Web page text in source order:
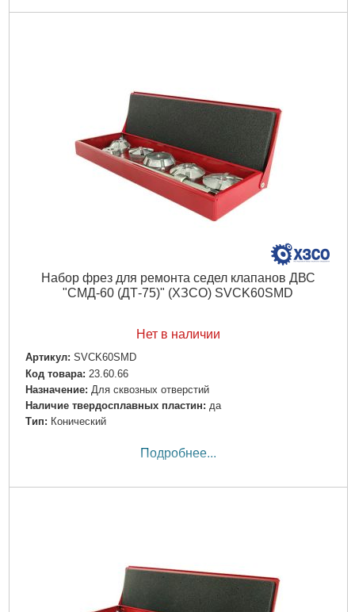
Набор фрез для ремонта седел клапанов ДВС
"СМД-60 (ДТ-75)" (ХЗСО) SVCK60SMD
Нет в наличии
Артикул: SVCK60SMD
Код товара: 23.60.66
Назначение: Для сквозных отверстий
Наличие твердосплавных пластин: да
Тип: Конический
Подробнее...